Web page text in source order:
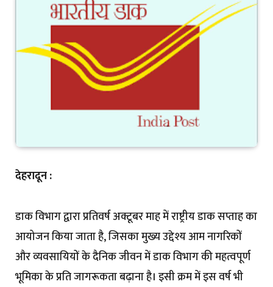
देहरादून :
डाक विभाग द्वारा प्रतिवर्ष अक्टूबर माह में राष्ट्रीय डाक सप्ताह का
आयोजन किया जाता है, जिसका मुख्य उद्देश्य आम नागरिकों
और व्यवसायियों के दैनिक जीवन में डाक विभाग की महत्वपूर्ण
भूमिका के प्रति जागरूकता बढ़ाना है। इसी क्रम में इस वर्ष भी